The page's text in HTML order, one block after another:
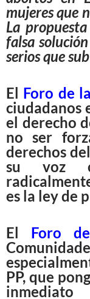
mujeres que
La
falsa
serios que
El Foro de
ciudadanos
el derecho
no ser
derechos
su voz
es la ley de
El Foro
PP, que